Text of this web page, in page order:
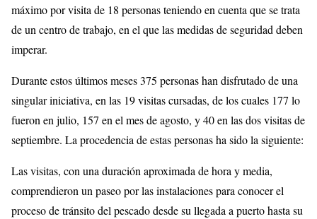
máximo por visita de 18 personas teniendo en cuenta que se trata
de un centro de trabajo, en el que las medidas de seguridad deben
imperar.
Durante estos últimos meses 375 personas han disfrutado de una
singular iniciativa, en las 19 visitas cursadas, de los cuales 177 lo
fueron en julio, 157 en el mes de agosto, y 40 en las dos visitas de
septiembre. La procedencia de estas personas ha sido la siguiente:
Las visitas, con una duración aproximada de hora y media,
comprendieron un paseo por las instalaciones para conocer el
proceso de tránsito del pescado desde su llegada a puerto hasta su